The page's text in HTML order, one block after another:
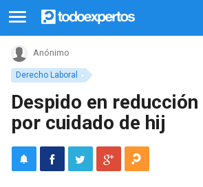
Derecho Laboral
Anónimo
Despido en
por cuidado de hij